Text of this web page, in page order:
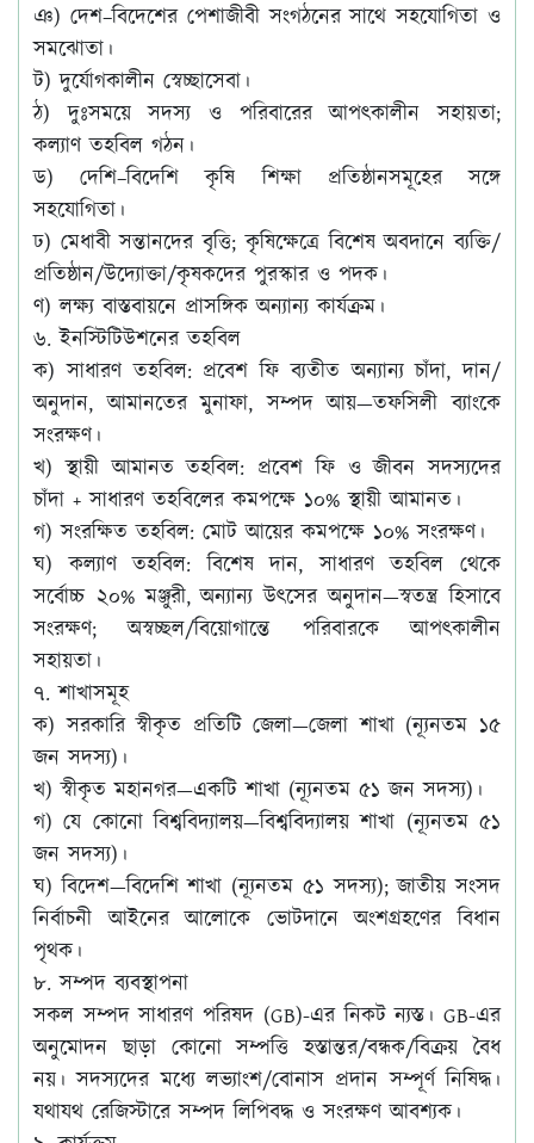
ঞ) দেশ–বিদেশের পেশাজীবী সংগঠনের সাথে সহযোগিতা ও
সমঝোতা।
ট) দুর্যোগকালীন স্বেচ্ছাসেবা।
ঠ) দুঃসময়ে সদস্য ও পরিবারের আপৎকালীন সহায়তা;
কল্যাণ তহবিল গঠন।
ড) দেশি–বিদেশি কৃষি শিক্ষা প্রতিষ্ঠানসমূহের সঙ্গে
সহযোগিতা।
ঢ) মেধাবী সন্তানদের বৃত্তি; কৃষিক্ষেত্রে বিশেষ অবদানে ব্যক্তি/
প্রতিষ্ঠান/উদ্যোক্তা/কৃষকদের পুরস্কার ও পদক।
ণ) লক্ষ্য বাস্তবায়নে প্রাসঙ্গিক অন্যান্য কার্যক্রম।
৬. ইনস্টিটিউশনের তহবিল
ক)সাধারণ তহবিল: প্রবেশ ফি ব্যতীত অন্যান্য চাঁদা, দান/
অনুদান, আমানতের মুনাফা, সম্পদ আয়—তফসিলী ব্যাংকে
সংরক্ষণ।
খ)স্থায়ী আমানত তহবিল: প্রবেশ ফি ও জীবন সদস্যদের
চাঁদা + সাধারণ তহবিলের কমপক্ষে ১০% স্থায়ী আমানত।
গ)সংরক্ষিত তহবিল: মোট আয়ের কমপক্ষে ১০% সংরক্ষণ।
ঘ)কল্যাণ তহবিল: বিশেষ দান, সাধারণ তহবিল থেকে
সর্বোচ্চ ২০% মঞ্জুরী, অন্যান্য উৎসের অনুদান—স্বতন্ত্র হিসাবে
সংরক্ষণ; অস্বচ্ছল/বিয়োগান্তে পরিবারকে আপৎকালীন
সহায়তা।
৭. শাখাসমূহ
ক) সরকারি স্বীকৃত প্রতিটি জেলা—জেলা শাখা (ন্যূনতম ১৫
জন সদস্য)।
খ) স্বীকৃত মহানগর—একটি শাখা (ন্যূনতম ৫১ জন সদস্য)।
গ) যে কোনো বিশ্ববিদ্যালয়—বিশ্ববিদ্যালয় শাখা (ন্যূনতম ৫১
জন সদস্য)।
ঘ) বিদেশ—বিদেশি শাখা (ন্যূনতম ৫১ সদস্য); জাতীয় সংসদ
নির্বাচনী আইনের আলোকে ভোটদানে অংশগ্রহণের বিধান
পৃথক।
৮. সম্পদ ব্যবস্থাপনা
সকল সম্পদ সাধারণ পরিষদ (GB)-এর নিকট ন্যস্ত। GB-এর
অনুমোদন ছাড়া কোনো সম্পত্তি হস্তান্তর/বন্ধক/বিক্রয় বৈধ
নয়। সদস্যদের মধ্যে লভ্যাংশ/বোনাস প্রদান সম্পূর্ণ নিষিদ্ধ।
যথাযথ রেজিস্টারে সম্পদ লিপিবদ্ধ ও সংরক্ষণ আবশ্যক।